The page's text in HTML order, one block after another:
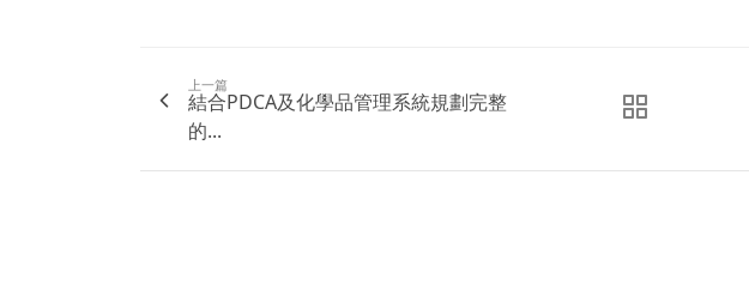
上一篇
結合PDCA及化學品管理系統規劃完整
的...